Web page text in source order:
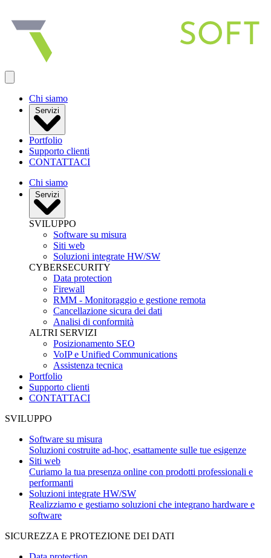
Chi siamo
Servizi
Portfolio
Supporto clienti
CONTATTACI
Chi siamo
Servizi
SVILUPPO
Software su misura
Siti web
Soluzioni integrate HW/SW
CYBERSECURITY
Data protection
Firewall
RMM - Monitoraggio e gestione remota
Cancellazione sicura dei dati
Analisi di conformità
ALTRI SERVIZI
Posizionamento SEO
VoIP e Unified Communications
Assistenza tecnica
Portfolio
Supporto clienti
CONTATTACI
SVILUPPO
Software su misura
Soluzioni costruite ad-hoc, esattamente sulle tue esigenze
Siti web
Curiamo la tua presenza online con prodotti professionali e
performanti
Soluzioni integrate HW/SW
Realizziamo e gestiamo soluzioni che integrano hardware e
software
SICUREZZA E PROTEZIONE DEI DATI